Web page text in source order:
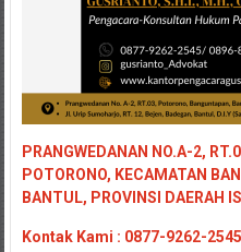
PRANGWEDANAN NO.A-2,
POTORONO, KECAMATAN
BANTUL, PROVINSI DAERAH
Kontak Kami : 0877-9262-2545